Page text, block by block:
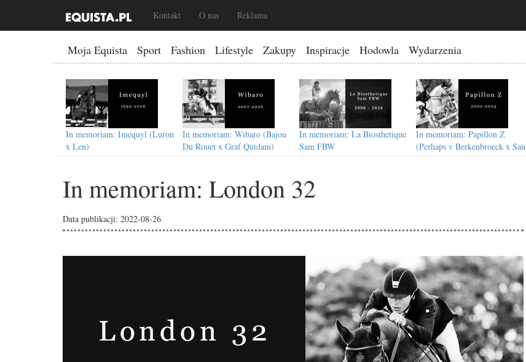
Kontakt O nas Reklama
Moja Equista Sport Fashion Lifestyle Zakupy Inspiracje Hodowla Wydarzenia
In memoriam: Imequyl (Luron
x Len)
In memoriam: Wibaro (Bajou
Du Rouet x Graf Quidam)
In memoriam: La Biosthetique
Sam FBW
In memoriam: Papillon Z
(Perhaps v Berkenbroeck x San
In memoriam: Easy Game
In memoriam: London 32
Data publikacji: 2022-08-26